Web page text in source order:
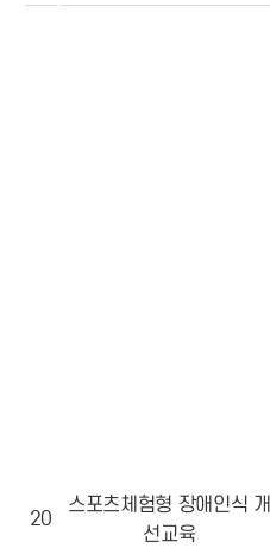
20
스포츠체험형 장애인식 개
선교육